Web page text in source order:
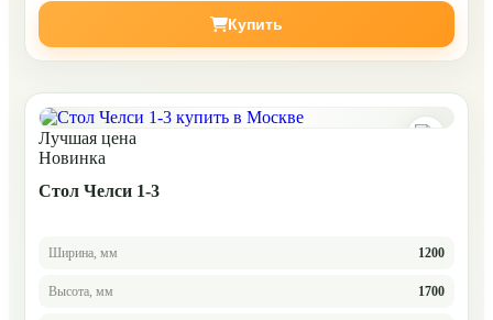
Купить
Лучшая цена
Новинка
Стол Челси 1-3
Ширина, мм 1200
Высота, мм 1700